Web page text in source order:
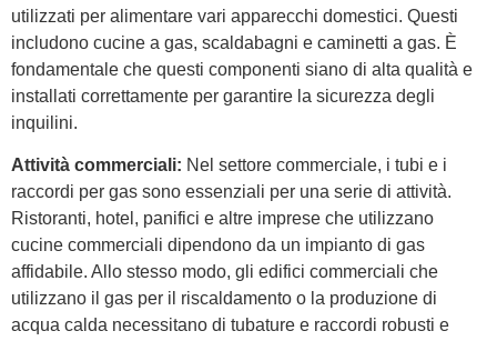
utilizzati per alimentare vari apparecchi domestici. Questi
includono cucine a gas, scaldabagni e caminetti a gas. È
fondamentale che questi componenti siano di alta qualità e
installati correttamente per garantire la sicurezza degli
inquilini.
Attività commerciali: Nel settore commerciale, i tubi e i
raccordi per gas sono essenziali per una serie di attività.
Ristoranti, hotel, panifici e altre imprese che utilizzano
cucine commerciali dipendono da un impianto di gas
affidabile. Allo stesso modo, gli edifici commerciali che
utilizzano il gas per il riscaldamento o la produzione di
acqua calda necessitano di tubature e raccordi robusti e